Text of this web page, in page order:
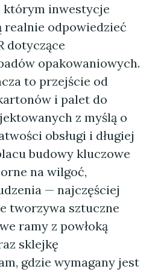
którym inwestycje
realnie odpowiedzieć
dotyczące
opakowaniowych.
to przejście od
i palet do
z myślą o
obsługi i długiej
budowy kluczowe
na wilgoć,
— najczęściej
tworzywa sztuczne
ramy z powłoką
sklejkę
gdzie wymagany jest